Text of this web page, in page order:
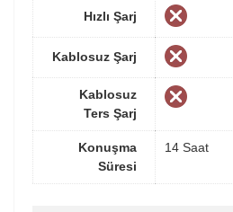
Hızlı Şarj
Kablosuz Şarj
Kablosuz
Ters Şarj
Konuşma
Süresi
14 Saat